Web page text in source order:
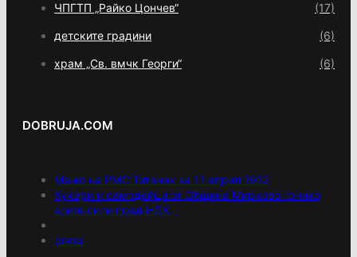
ЧПГТП „Райко Цончев“ (17)
детските градини (6)
храм „Св. вмчк Георги“ (6)
DOBRUJA.COM
Меню на РМС Титаник за 11 април 1912
Кукери и самодейци от Община Мирково гониха
злите сили пред НДК
press